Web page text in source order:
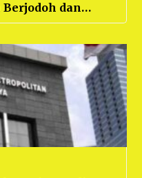
dan
Meriah